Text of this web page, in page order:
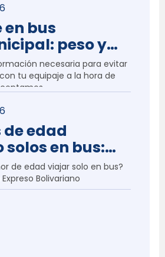
en bus
peso y
necesaria para evitar
tu equipaje a la hora de
de edad
en bus:
y permiso
de edad viajar solo en bus?
Bolivariano